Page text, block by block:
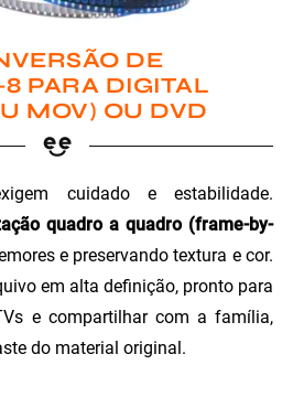
DE
PARA DIGITAL
MOV) OU DVD
cuidado e estabilidade.
quadro a quadro (frame-by-
e preservando textura e cor.
em alta definição, pronto para
e compartilhar com a família,
do material original.